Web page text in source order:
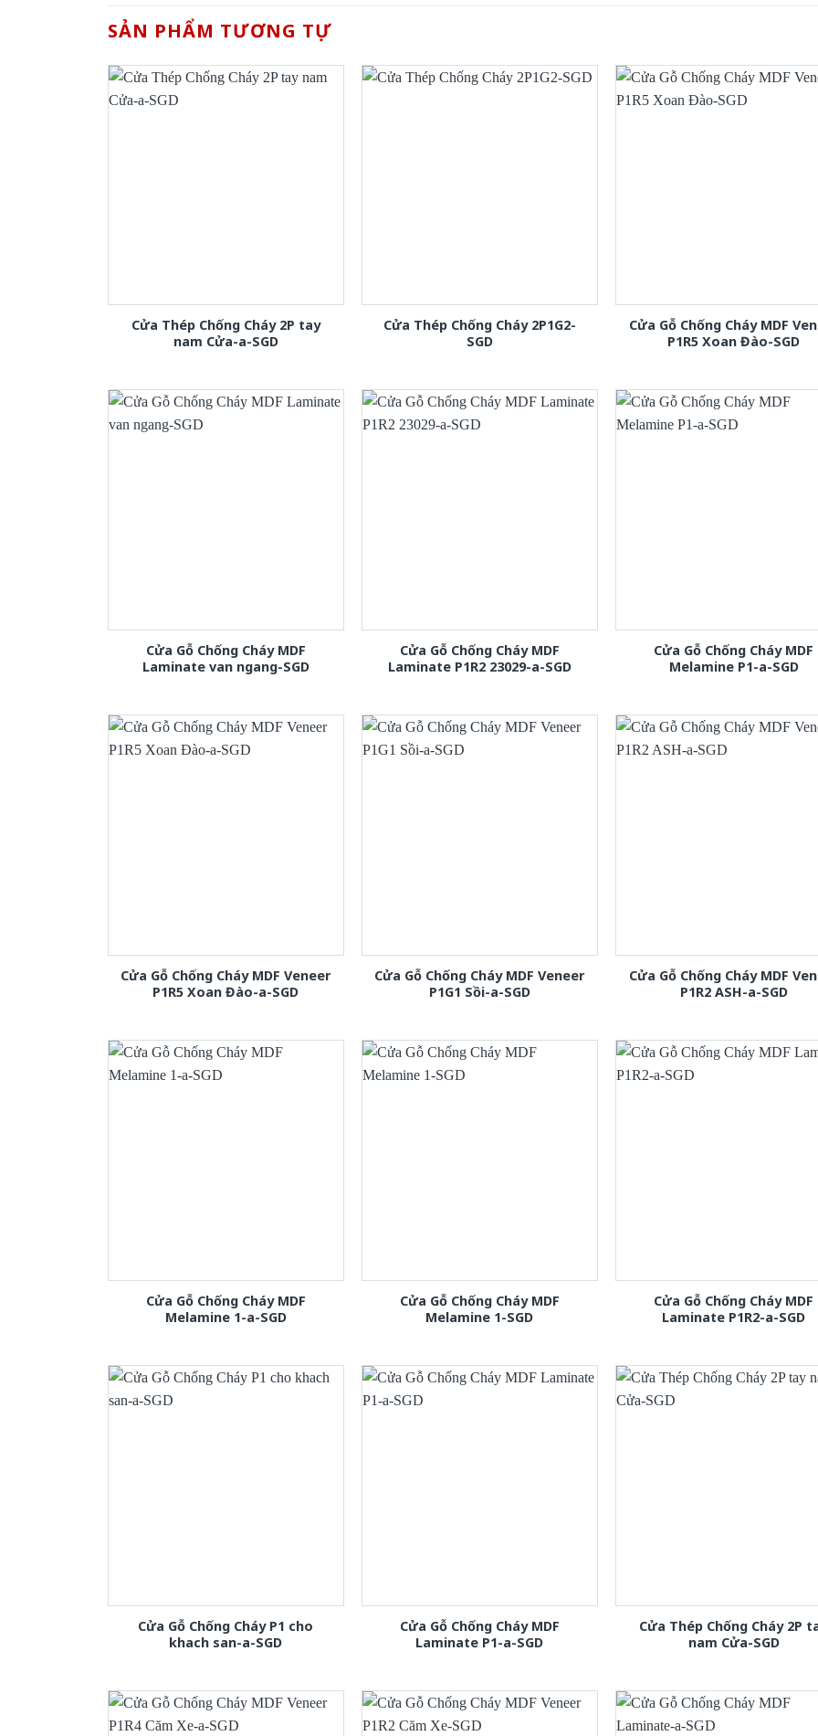
SẢN PHẨM TƯƠNG TỰ
Cửa Thép Chống Cháy 2P tay
nam Cửa-a-SGD
Cửa Thép Chống Cháy 2P1G2-
SGD
Cửa Gỗ Chống Cháy MDF
P1R5 Xoan Đào-SGD
Cửa Gỗ Chống Cháy MDF
Laminate van ngang-SGD
Cửa Gỗ Chống Cháy MDF
Laminate P1R2 23029-a-SGD
Cửa Gỗ Chống Cháy MDF
Melamine P1-a-SGD
Cửa Gỗ Chống Cháy MDF Veneer
P1R5 Xoan Đào-a-SGD
Cửa Gỗ Chống Cháy MDF Veneer
P1G1 Sồi-a-SGD
Cửa Gỗ Chống Cháy MDF
P1R2 ASH-a-SGD
Cửa Gỗ Chống Cháy MDF
Melamine 1-a-SGD
Cửa Gỗ Chống Cháy MDF
Melamine 1-SGD
Cửa Gỗ Chống Cháy MDF
Laminate P1R2-a-SGD
Cửa Gỗ Chống Cháy P1 cho
khach san-a-SGD
Cửa Gỗ Chống Cháy MDF
Laminate P1-a-SGD
Cửa Thép Chống Cháy 2P
nam Cửa-SGD